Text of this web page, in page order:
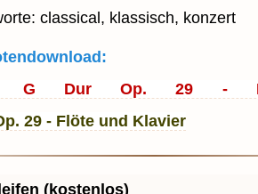
classical, klassisch, konzert
G Dur Op. 29 -
(kostenlos)